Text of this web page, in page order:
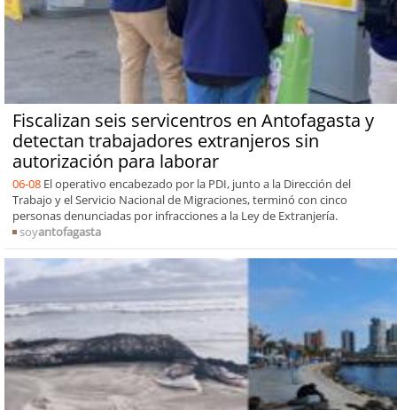
Fiscalizan seis servicentros en Antofagasta y
detectan trabajadores extranjeros sin
autorización para laborar
06-08 El operativo encabezado por la PDI, junto a la Dirección del
Trabajo y el Servicio Nacional de Migraciones, terminó con cinco
personas denunciadas por infracciones a la Ley de Extranjería.
soyantofagasta